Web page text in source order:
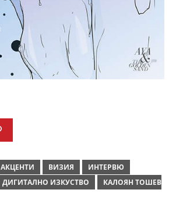
АКЦЕНТИ ВИЗИЯ
ИНТЕРВЮ
ДИГИТАЛНО ИЗКУСТВО
КАЛОЯН ТОШЕВ